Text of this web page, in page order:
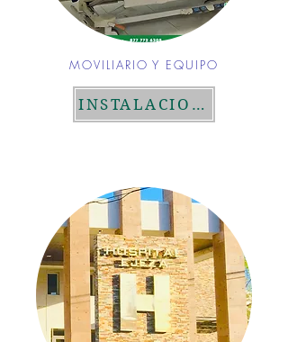
MOVILIARIO Y EQUIPO
INSTALACIONES